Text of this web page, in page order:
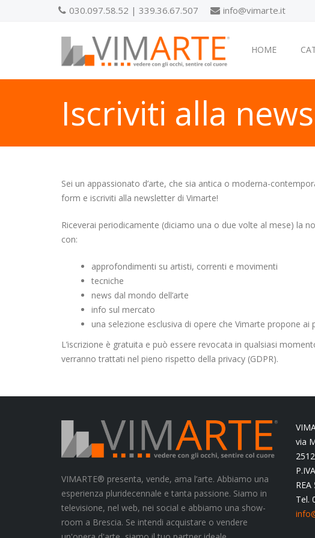
030.097.58.52 | 339.36.67.507 info@vimarte.it
HOME
Iscriviti alla
Sei un appassionato d’arte, che sia antica o moderna-
form e iscriviti alla newsletter di Vimarte!
Riceverai periodicamente (diciamo una o due volte al mese) la
con:
approfondimenti su artisti, correnti e movimenti
tecniche
news dal mondo dell’arte
info sul mercato
una selezione esclusiva di opere che Vimarte propone ai
L’iscrizione è gratuita e può essere revocata in qualsiasi
verranno trattati nel pieno rispetto della privacy (GDPR).
VIMARTE® presenta, vende, ama l’arte. Abbiamo una
esperienza pluridecennale e tanta passione. Siamo in
televisione, nel web, nei social e abbiamo una show-
room a Brescia. Se intendi acquistare o vendere
via
Tel.